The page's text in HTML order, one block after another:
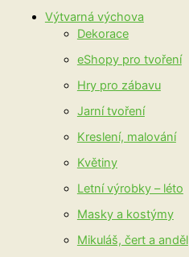
Výtvarná výchova
Dekorace
eShopy pro tvoření
Hry pro zábavu
Jarní tvoření
Kreslení, malování
Květiny
Letní výrobky – léto
Masky a kostýmy
Mikuláš, čert a anděl